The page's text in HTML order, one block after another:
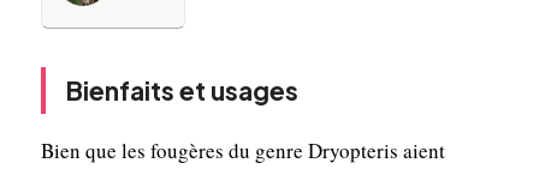
Bienfaits et usages
Bien que les fougères du genre Dryopteris aient